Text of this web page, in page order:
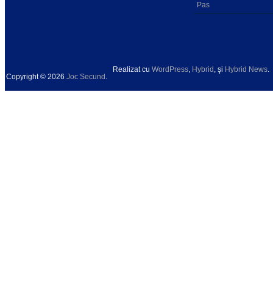
Pas
Copyright © 2026 Joc Secund
Realizat cu WordPress Hybrid , şi Hybrid News